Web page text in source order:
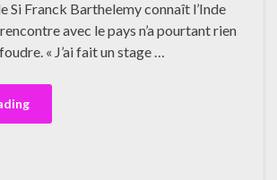
Si Franck Barthelemy connaît l’Inde
avec le pays n’a pourtant rien
« J’ai fait un stage …